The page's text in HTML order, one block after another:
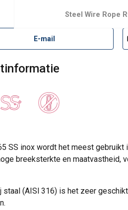
Steel Wire Rope
E-mail
SS inox wordt het meest gebruikt
breeksterkte en maatvastheid,
staal (AISl 316) is het zeer